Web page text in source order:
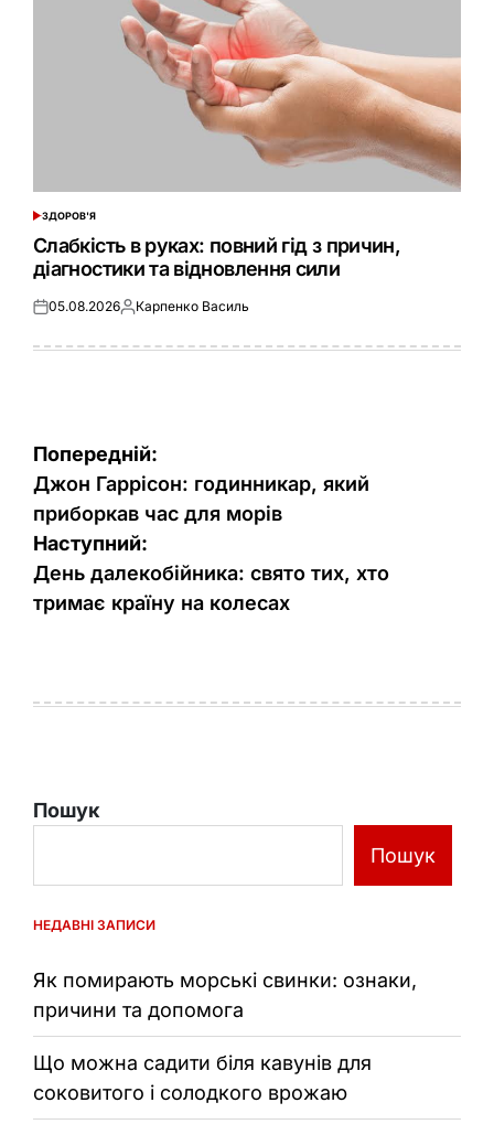
ОПУБЛІКУВАТИ
ЗДОРОВ'Я
Слабкість в руках: повний гід з причин,
діагностики та відновлення сили
Оприлюднено
05.08.2026Опубліковано
Карпенко Василь
Навігація
записів
Попередній:
Джон Гаррісон: годинникар, який
приборкав час для морів
Наступний:
День далекобійника: свято тих, хто
тримає країну на колесах
Пошук
Пошук
НЕДАВНІ ЗАПИСИ
Як помирають морські свинки: ознаки,
причини та допомога
Що можна садити біля кавунів для
соковитого і солодкого врожаю